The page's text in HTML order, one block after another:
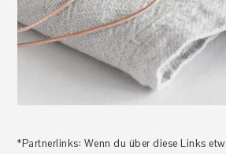
*Partnerlinks: Wenn du über diese Links